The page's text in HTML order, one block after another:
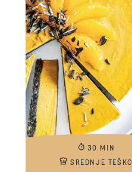
30 MIN
SREDNJE TEŠKO